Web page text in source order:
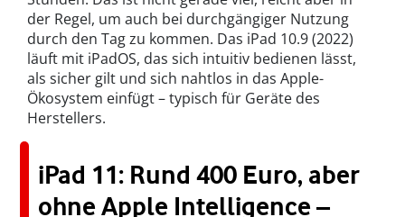
der Regel, um auch bei durchgängiger Nutzung
durch den Tag zu kommen. Das iPad 10.9 (2022)
läuft mit iPadOS, das sich intuitiv bedienen lässt,
als sicher gilt und sich nahtlos in das Apple-
Ökosystem einfügt – typisch für Geräte des
Herstellers.
iPad 11: Rund 400 Euro, aber
ohne Apple Intelligence –